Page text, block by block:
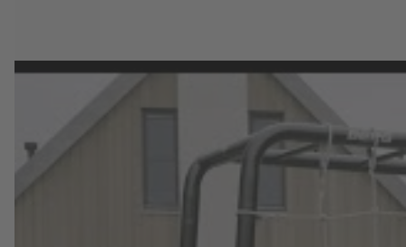
Warum die BERG
• Stark und sicher: Belastbar bis zu einem
• Geräumige Sitzfläche: Die Nestschaukel
• Langlebiges Design: Aus robusten,
• Höhenverstellbar: Stabile schwarze Seile,
• Einfache Befestigung: Schnell und einfach
• Geräumige Sitzfläche: Mit einem
• Ab 3 Jahren geeignet.
Mit der BERG PlayBase Nestschaukel holst